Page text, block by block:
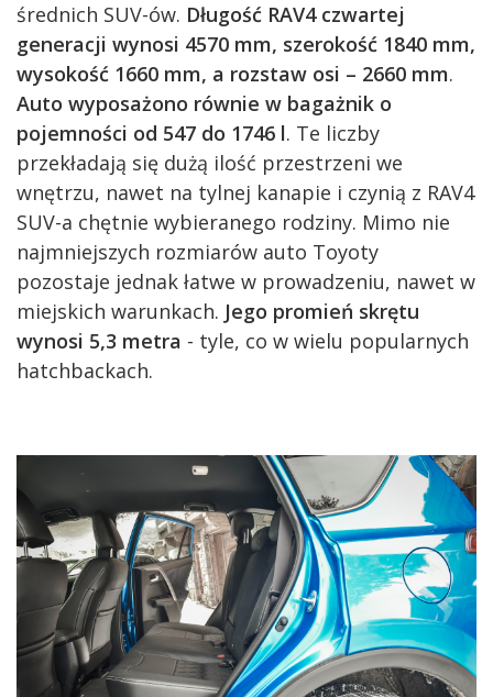
średnich SUV-ów. Długość RAV4 czwartej
generacji wynosi 4570 mm, szerokość 1840 mm,
wysokość 1660 mm, a rozstaw osi – 2660 mm.
Auto wyposażono równie w bagażnik o
pojemności od 547 do 1746 l. Te liczby
przekładają się dużą ilość przestrzeni we
wnętrzu, nawet na tylnej kanapie i czynią z RAV4
SUV-a chętnie wybieranego rodziny. Mimo nie
najmniejszych rozmiarów auto Toyoty
pozostaje jednak łatwe w prowadzeniu, nawet w
miejskich warunkach. Jego promień skrętu
wynosi 5,3 metra - tyle, co w wielu popularnych
hatchbackach.